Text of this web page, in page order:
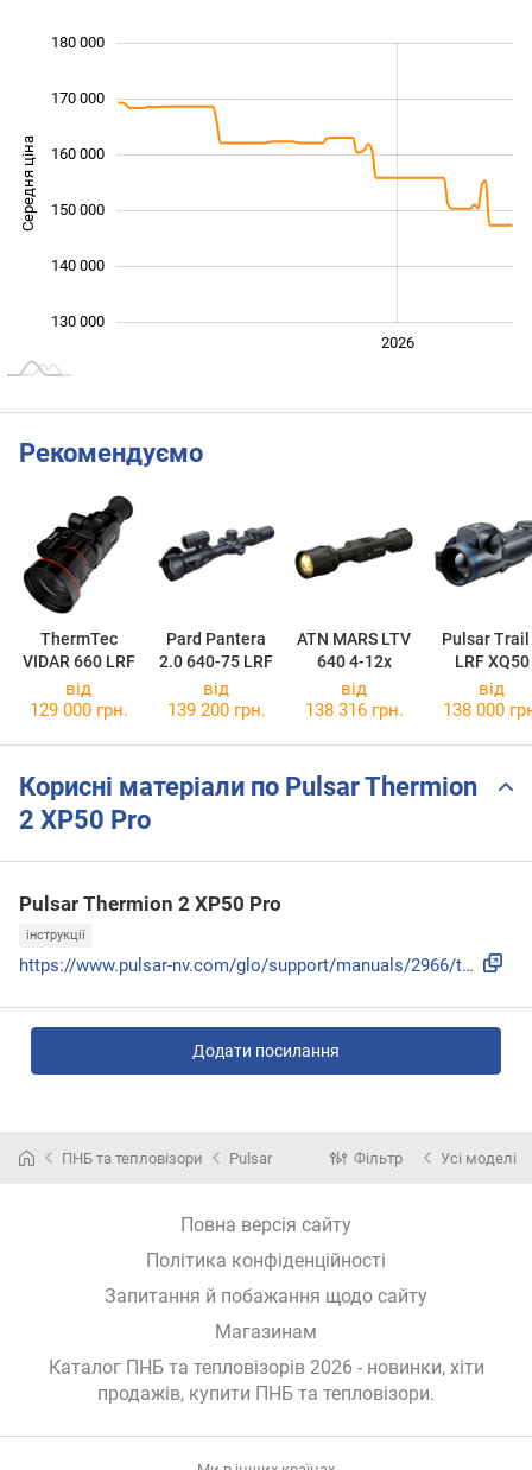
Середня ціна
130 000
140 000
150 000
160 000
180 000
170 000
2026
Рекомендуємо
ThermTec
VIDAR 660 LRF
Pard Pantera
2.0 640-75 LRF
ATN MARS LTV
640 4-12x
Pulsar Trail
LRF XQ50
від
129 000 грн.
від
139 200 грн.
від
138 316 грн.
від
138 000
Корисні матеріали по Pulsar Thermion
2 XP50 Pro
Pulsar Thermion 2 XP50 Pro
інструкції
https://www.pulsar-nv.com/glo/support/manuals/2966/thermion...
Додати посилання
ПНБ та тепловізори Pulsar Фільтр Усі моделі
Повна версія сайту
Політика конфіденційності
Запитання й побажання щодо сайту
Магазинам
Каталог ПНБ та тепловізорів 2026 - новинки, хіти
продажів, купити ПНБ та тепловізори.